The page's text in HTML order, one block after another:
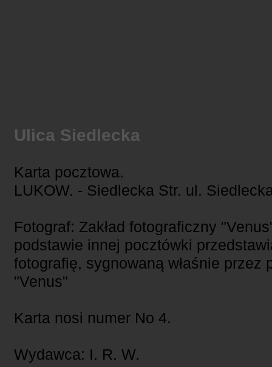
Ulica Siedlecka
Karta pocztowa.
LUKOW. - Siedlecka Str. ul.
Fotograf: Zakład fotograficzny
podstawie innej pocztówki
fotografię, sygnowaną właśnie przez
"Venus"
Karta nosi numer No 4.
Wydawca: I. R. W.